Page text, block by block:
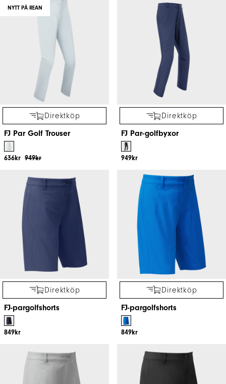
NYTT PÅ REAN
Direktköp
FJ Par Golf Trouser
949kr
636kr
Direktköp
FJ Par-golfbyxor
949kr
Direktköp
FJ-pargolfshorts
849kr
Direktköp
FJ-pargolfshorts
849kr